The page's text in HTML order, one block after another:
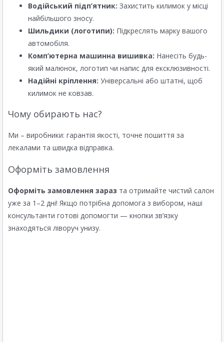
Водійський підп’ятник: Захистить килимок у місці
найбільшого зносу.
Шильдики (логотипи): Підкреслять марку вашого
автомобіля.
Комп’ютерна машинна вишивка: Нанесіть будь-
який малюнок, логотип чи напис для ексклюзивності.
Надійні кріплення: Універсальні або штатні, щоб
килимок не ковзав.
Чому обирають нас?
Ми – виробники: гарантія якості, точне пошиття за
лекалами та швидка відправка.
Оформіть замовлення
Оформіть замовлення зараз та отримайте чистий салон
уже за 1–2 дні! Якщо потрібна допомога з вибором, наші
консультанти готові допомогти — кнопки зв’язку
знаходяться ліворуч унизу.